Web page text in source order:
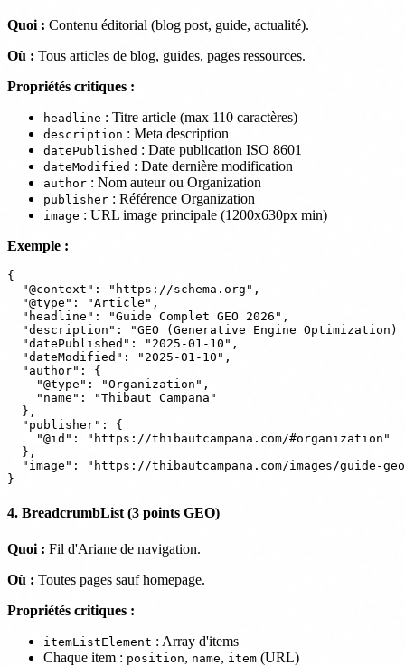
Quoi : Contenu éditorial (blog post, guide, actualité).
Où : Tous articles de blog, guides, pages ressources.
Propriétés critiques :
headline : Titre article (max 110 caractères)
description : Meta description
datePublished : Date publication ISO 8601
dateModified : Date dernière modification
author : Nom auteur ou Organization
publisher : Référence Organization
image : URL image principale (1200x630px min)
Exemple :
{
  "@context": "https://schema.org",
  "@type": "Article",
  "headline": "Guide Complet GEO 2026",
"description": "GEO (Generative Engine
  "datePublished": "2025-01-10",
  "dateModified": "2025-01-10",
  "author": {
    "@type": "Organization",
    "name": "Thibaut Campana"
  },
  "publisher": {
    "@id": "https://thibautcampana.com/#organization"
  },
"image": "https://thibautcampana.com/images/guide-
4. BreadcrumbList (3 points GEO)
Quoi : Fil d'Ariane de navigation.
Où : Toutes pages sauf homepage.
Propriétés critiques :
itemListElement : Array d'items
Chaque item : position, name, item (URL)